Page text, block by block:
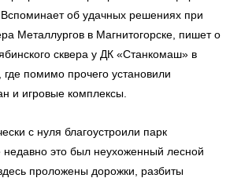
об удачных решениях при
Металлургов в Магнитогорске, пишет о
сквера у ДК «Станкомаш» в
помимо прочего установили
и игровые комплексы.
с нуля благоустроили парк
это был неухоженный лесной
проложены дорожки, разбиты